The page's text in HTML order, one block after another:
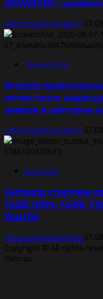
ADVANCED
petarangelovangelov
Технологии
Dreame
почистване
заявки в световен
petarangelovangelov
Samsung
Samsung стартира
Fold8 Ultra, Fold8,
Watch9
petarangelovangelov
Copyright © All rights
themes.